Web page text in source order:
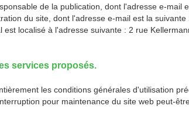
de la publication, dont l'adresse e-mail
du site, dont l'adresse e-mail est la
localisé à l'adresse suivante : 2 rue
services proposés.
les conditions générales d'utilisation
pour maintenance du site web peut-